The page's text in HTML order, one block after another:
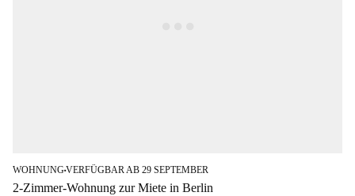
WOHNUNG■VERFÜGBAR AB 29 SEPTEMBER
2-Zimmer-Wohnung zur Miete in Berlin